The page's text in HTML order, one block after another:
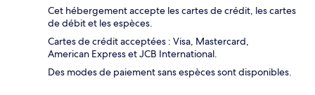
Cet hébergement accepte les cartes de crédit, les cartes
de débit et les espèces.
Cartes de crédit acceptées : Visa, Mastercard,
American Express et JCB International.
Des modes de paiement sans espèces sont disponibles.